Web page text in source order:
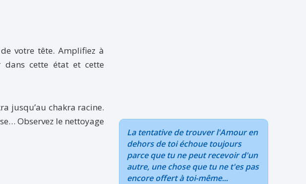
votre tête. Amplifiez à
cette état et cette
jusqu’au chakra racine.
Observez le nettoyage
La tentative de trouver l'Amour en
dehors de toi échoue toujours
parce que tu ne peut recevoir d'un
autre, une chose que tu ne t'es pas
encore offert à toi-même...